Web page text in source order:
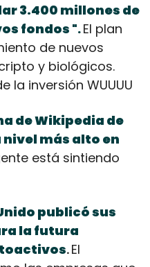
3.400 millones de
fondos ".El plan
de nuevos
y biológicos.
la inversión WUUUU
de Wikipedia de
más alto en
está sintiendo
publicó sus
la futura
. El